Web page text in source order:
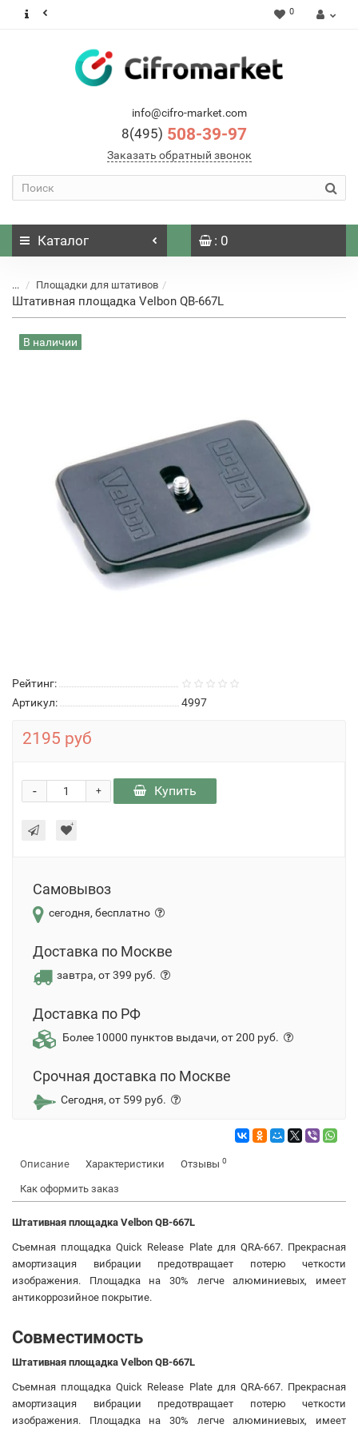
0
info@cifro-market.com
8(495) 508-39-97
Заказать обратный звонок
Каталог : 0
... Площадки для штативов
Штативная площадка Velbon QB-667L
В наличии
Рейтинг:
Артикул:
4997
2195 руб
+
- Купить
Самовывоз
сегодня, бесплатно
Доставка по Москве
завтра, от 399 руб.
Доставка по РФ
Более 10000 пунктов выдачи, от 200 руб.
Срочная доставка по Москве
Сегодня, от 599 руб.
Описание Характеристики Отзывы 0
Как оформить заказ
Штативная площадка Velbon QB-667L
Съемная площадка Quick Release Plate для QRA-667. Прекрасная
амортизация вибрации предотвращает потерю четкости
изображения. Площадка на 30% легче алюминиевых, имеет
антикоррозийное покрытие.
Совместимость
Штативная площадка Velbon QB-667L
Съемная площадка Quick Release Plate для QRA-667. Прекрасная
амортизация вибрации предотвращает потерю четкости
изображения. Площадка на 30% легче алюминиевых, имеет